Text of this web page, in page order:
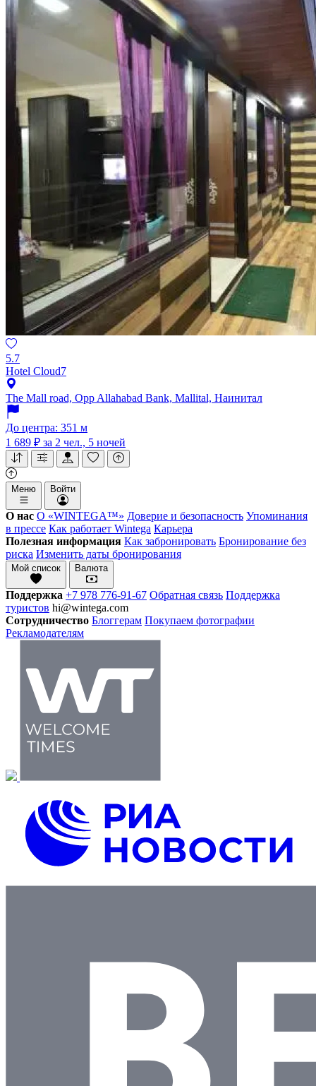
5.7
Hotel Cloud7
The Mall road, Opp Allahabad Bank, Mallital, Наинитал
До центра: 351 м
1 689 ₽ за 2 чел., 5 ночей
Меню Войти
О нас О «WINTEGA™» Доверие и безопасность Упоминания
в прессе Как работает Wintega Карьера
Полезная информация Как забронировать Бронирование без
риска Изменить даты бронирования
Мой список Валюта
Поддержка +7 978 776-91-67 Обратная связь Поддержка
туристов hi@wintega.com
Сотрудничество Блоггерам Покупаем фотографии
Рекламодателям